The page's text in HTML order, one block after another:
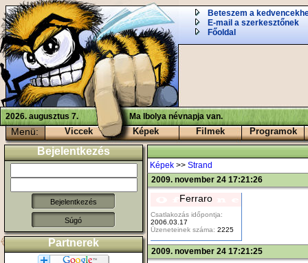
Beteszem a
E-mail a szerkesztőnek
Főoldal
2026. augusztus 7. Ma Ibolya névnapja van.
Menü: Viccek Képek Filmek Programok
Bejelentkezés
Súgó
Partnerek
Képek >> Strand
2009. november 24 17:21:26
Ferraro
Csatlakozás időpontja:
2006.03.17
Üzeneteinek száma: 2225
2009. november 24 17:21:25